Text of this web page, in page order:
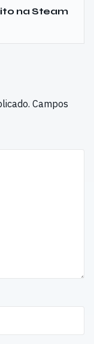
na Steam
Campos